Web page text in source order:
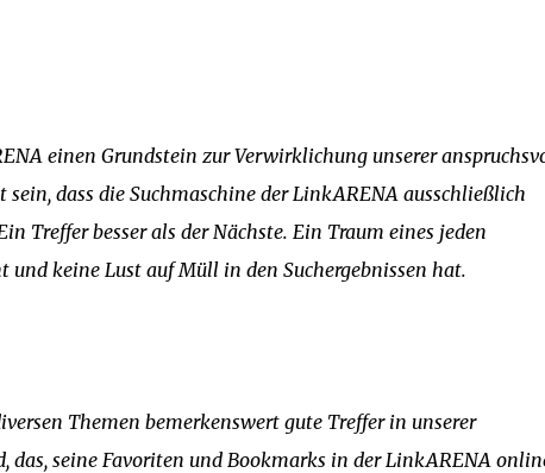
einen Grundstein zur Verwirklichung unserer
dass die Suchmaschine der LinkARENA ausschließlich
Treffer besser als der Nächste. Ein Traum eines jeden
keine Lust auf Müll in den Suchergebnissen hat.
Themen bemerkenswert gute Treffer in unserer
seine Favoriten und Bookmarks in der LinkARENA